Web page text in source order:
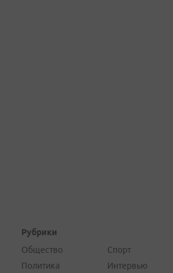
Рубрики
Общество
Политика
Спорт
Интервью